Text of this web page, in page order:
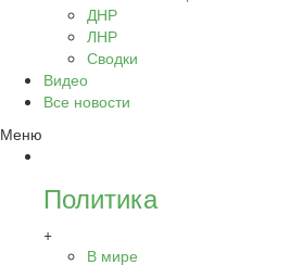
ДНР
ЛНР
Сводки
Видео
Все новости
Меню
Политика
+
В мире